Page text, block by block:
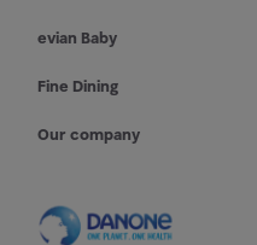
evian Baby
Fine Dining
Our company